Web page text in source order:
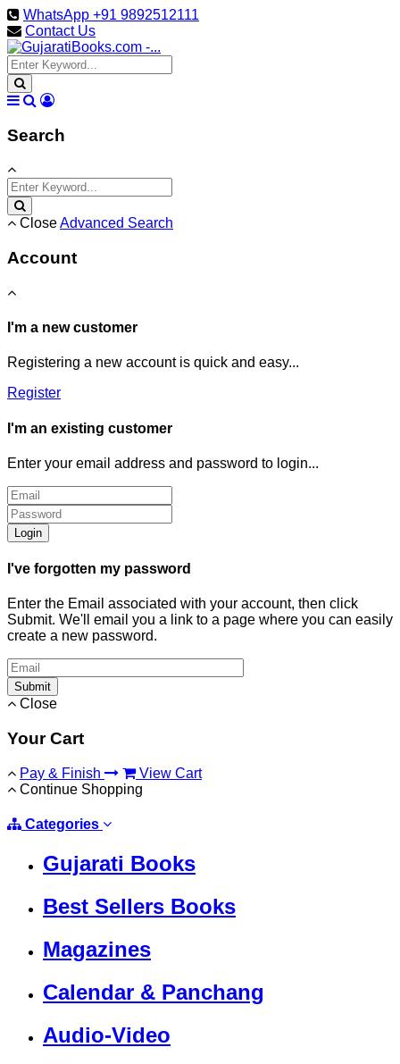
WhatsApp +91 9892512111
Contact Us
Search
CloseAdvanced Search
Account
I'm a new customer
Registering a new account is quick and easy...
Register
I'm an existing customer
Enter your email address and password to login...
Login
I've forgotten my password
Enter the Email associated with your account, then click
Submit. We'll email you a link to a page where you can easily
create a new password.
Submit
Close
Your Cart
Pay & Finish
View Cart
Continue Shopping
Categories
Gujarati Books
Best Sellers Books
Magazines
Calendar & Panchang
Audio-Video